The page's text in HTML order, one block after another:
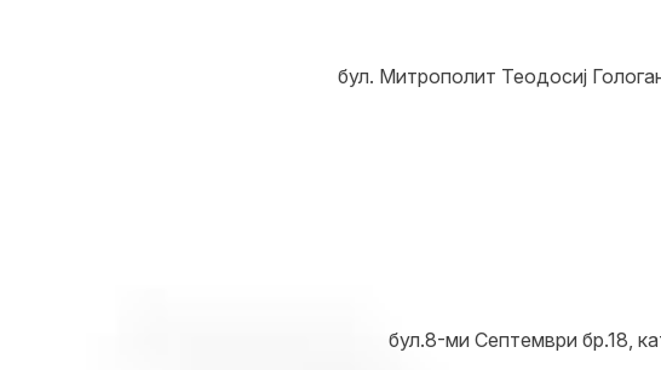
бул. Митрополит Теодосиј
бул.8-ми Септември бр.18,